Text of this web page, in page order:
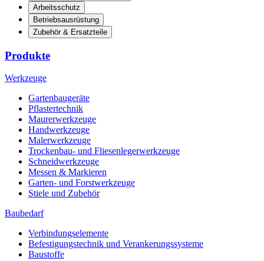
Arbeitsschutz
Betriebsausrüstung
Zubehör & Ersatzteile
Produkte
Werkzeuge
Gartenbaugeräte
Pflastertechnik
Maurerwerkzeuge
Handwerkzeuge
Malerwerkzeuge
Trockenbau- und Fliesenlegerwerkzeuge
Schneidwerkzeuge
Messen & Markieren
Garten- und Forstwerkzeuge
Stiele und Zubehör
Baubedarf
Verbindungselemente
Befestigungstechnik und Verankerungssysteme
Baustoffe